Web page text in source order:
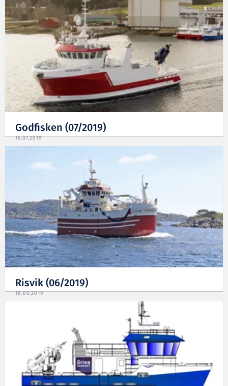
Godfisken (07/2019)
16.07.2019
Risvik (06/2019)
18.06.2019